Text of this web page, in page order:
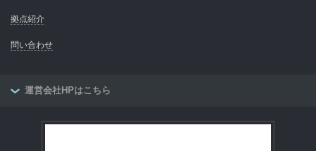
拠点紹介
問い合わせ
運営会社HPはこちら